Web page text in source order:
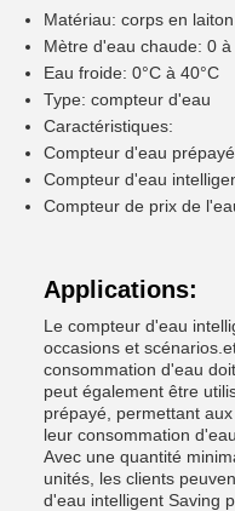
Matériau: corps en laiton
Mètre d'eau chaude: 0 à
Eau froide: 0°C à 40°C
Type: compteur d'eau
Caractéristiques:
Compteur d'eau prépayé
Compteur d'eau
Compteur de prix de
Applications:
Le compteur d'eau
occasions et
consommation d'eau
peut également être
prépayé, permettant
leur consommation
Avec une quantité
unités, les clients
d'eau intelligent Saving